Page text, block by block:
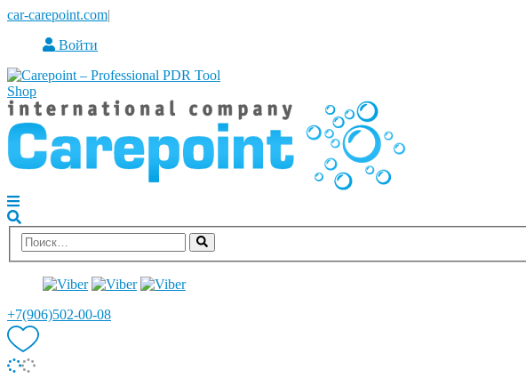
car-carepoint.com|
Войти
+7(906)502-00-08